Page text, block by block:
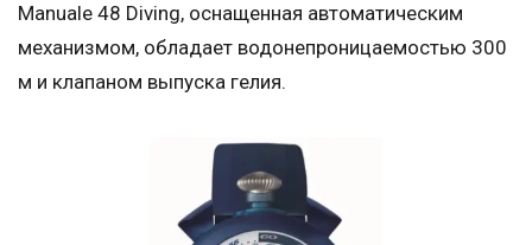
Manuale 48 Diving, оснащенная автоматическим
механизмом, обладает водонепроницаемостью 300
м и клапаном выпуска гелия.